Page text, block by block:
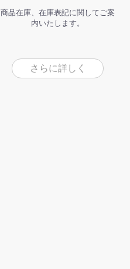
商品在庫、在庫表記に関してご案
内いたします。
さらに詳しく